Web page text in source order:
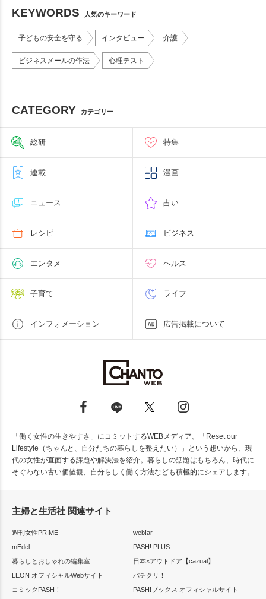
KEYWORDS 人気のキーワード
子どもの安全を守る インタビュー 介護
ビジネスメールの作法 心理テスト
CATEGORY カテゴリー
総研 特集
連載 漫画
ニュース 占い
レシピ ビジネス
エンタメ ヘルス
子育て ライフ
インフォメーション 広告掲載について
「働く女性の生きやすさ」にコミットするWEBメディア。「Reset our
Lifestyle（ちゃんと、自分たちの暮らしを整えたい）」という想いから、現
代の女性が直面する課題や解決法を紹介。暮らしの話題はもちろん、時代に
そぐわない古い価値観、自分らしく働く方法なども積極的にシェアします。
主婦と生活社 関連サイト
週刊女性PRIME
web!ar
mEdel
PASH! PLUS
暮らしとおしゃれの編集室
日本×アウトドア【cazual】
LEON オフィシャルWebサイト
パチクリ！
コミックPASH！
PASH!ブックス オフィシャルサイト